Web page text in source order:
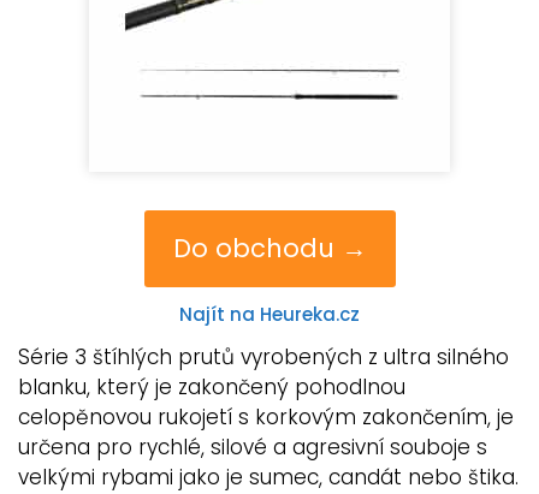
Do obchodu →
Najít na Heureka.cz
Série 3 štíhlých prutů vyrobených z ultra silného
blanku, který je zakončený pohodlnou
celopěnovou rukojetí s korkovým zakončením, je
určena pro rychlé, silové a agresivní souboje s
velkými rybami jako je sumec, candát nebo štika.